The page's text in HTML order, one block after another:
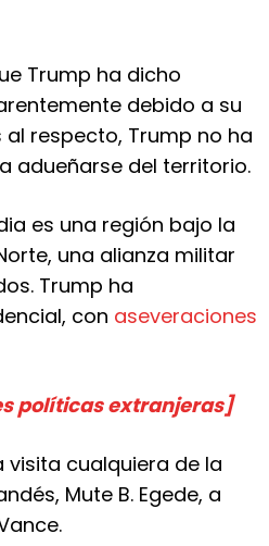
Trump ha dicho
debido a su
respecto, Trump no ha
adueñarse del territorio.
es una región bajo la
una alianza militar
Trump ha
con aseveraciones
políticas extranjeras]
visita cualquiera de la
Mute B. Egede, a